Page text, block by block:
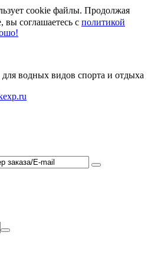
cookie файлы. Продолжая
вы соглашаетесь с политикой
водных видов спорта и отдыха